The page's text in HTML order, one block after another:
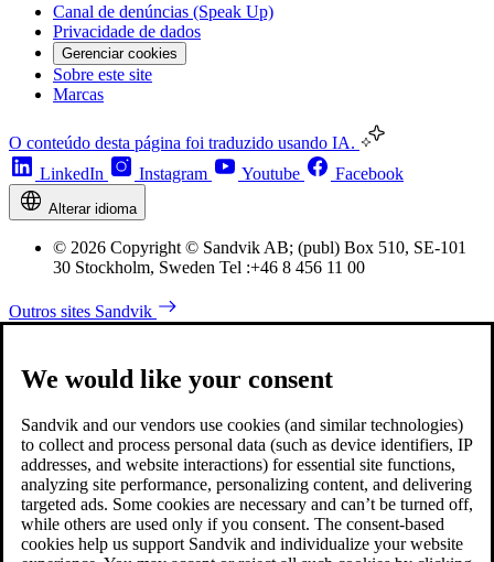
Canal de denúncias (Speak Up)
Privacidade de dados
Gerenciar cookies
Sobre este site
Marcas
O conteúdo desta página foi traduzido usando IA.
LinkedIn
Instagram Youtube Facebook
Alterar idioma
© 2026 Copyright © Sandvik AB; (publ) Box 510, SE-101
30 Stockholm, Sweden Tel :+46 8 456 11 00
Outros sites Sandvik
We would like your consent
Sandvik and our vendors use cookies (and similar technologies)
to collect and process personal data (such as device identifiers, IP
addresses, and website interactions) for essential site functions,
analyzing site performance, personalizing content, and delivering
targeted ads. Some cookies are necessary and can’t be turned off,
while others are used only if you consent. The consent-based
cookies help us support Sandvik and individualize your website